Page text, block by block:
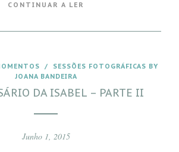
CONTINUAR A LER
/ SESSÕES FOTOGRÁFICAS BY
JOANA BANDEIRA
DA ISABEL – PARTE II
Junho 1, 2015